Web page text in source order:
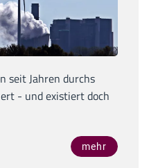
seit Jahren durchs
- und existiert doch
mehr